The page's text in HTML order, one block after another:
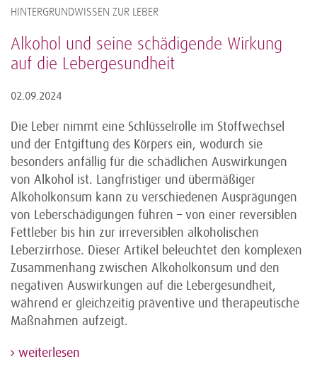
HINTERGRUNDWISSEN ZUR LEBER
Alkohol und seine schädigende Wirkung
auf die Lebergesundheit
02.09.2024
Die Leber nimmt eine Schlüsselrolle im Stoffwechsel
und der Entgiftung des Körpers ein, wodurch sie
besonders anfällig für die schädlichen Auswirkungen
von Alkohol ist. Langfristiger und übermäßiger
Alkoholkonsum kann zu verschiedenen Ausprägungen
von Leberschädigungen führen – von einer reversiblen
Fettleber bis hin zur irreversiblen alkoholischen
Leberzirrhose. Dieser Artikel beleuchtet den komplexen
Zusammenhang zwischen Alkoholkonsum und den
negativen Auswirkungen auf die Lebergesundheit,
während er gleichzeitig präventive und therapeutische
Maßnahmen aufzeigt.
weiterlesen